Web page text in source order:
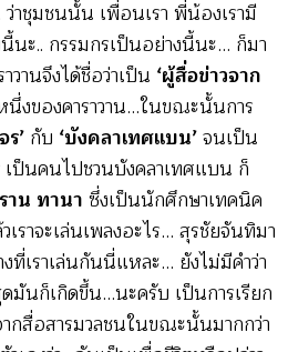
าชุมชนนั้น เพื่อนเรา พี่น้องเรามี
ะ.. กรรมกรเป็นอย่างนี้นะ… ก็มา
านจึงได้ชื่อว่าเป็น ‘ผู้สื่อข่าวจาก
งของคาราวาน…ในขณะนั้นการ
’ กับ ‘บังคลาเทศแบน’จนเป็น
เป็นคนไปชวนบังคลาเทศแบน ก็
าน ทานา ซึ่งเป็นนักศึกษาเทคนิค
เราจะเล่นเพลงอะไร… สุรชัยจันทิมา
ที่เราเล่นกันนี่แหละ… ยังไม่มีคำว่า
มันก็เกิดขึ้น…นะครับ เป็นการเรียก
กสื่อสารมวลชนในขณะนั้นมากกว่า